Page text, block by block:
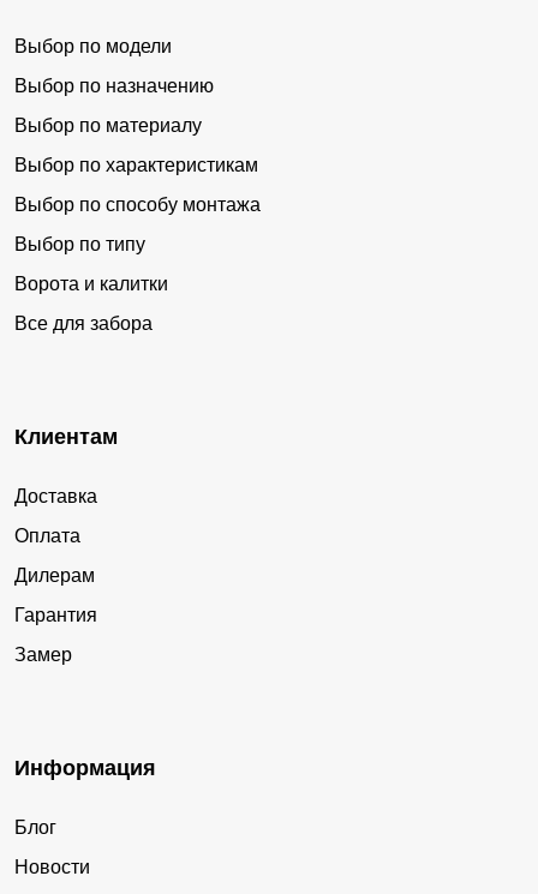
Выбор по модели
Выбор по назначению
Выбор по материалу
Выбор по характеристикам
Выбор по способу монтажа
Выбор по типу
Ворота и калитки
Все для забора
Клиентам
Доставка
Оплата
Дилерам
Гарантия
Замер
Информация
Блог
Новости